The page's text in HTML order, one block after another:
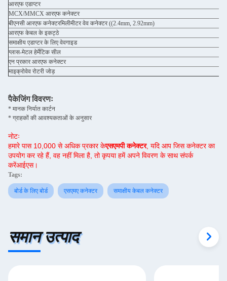
आरएफ एडाप्टर
MCX/MMCX आरएफ कनेक्टर
बीएनसी आरएफ कनेक्टरमिलीमीटर वेव कनेक्टर ((2.4mm, 2.92mm)
आरएफ केबल के इकट्ठे
समाक्षीय एडाप्टर के लिए वेवगाइड
ग्लास-मेटल हेर्मेटिक सील
एन प्रकार आरएफ कनेक्टर
माइक्रोवेव रोटरी जोड़
पैकेजिंग विवरणः
* मानक निर्यात कार्टन
* ग्राहकों की आवश्यकताओं के अनुसार
नोटः
हमारे पास 10,000 से अधिक प्रकार केएसएमपी कनेक्टर, यदि आप जिस कनेक्टर का
उपयोग कर रहे हैं, वह नहीं मिला है, तो कृपया हमें अपने विवरण के साथ संपर्क
करेंआईएस।
Tags:
बोर्ड के लिए बोर्ड एसएमए कनेक्टर समाक्षीय केबल कनेक्टर
समान उत्पाद